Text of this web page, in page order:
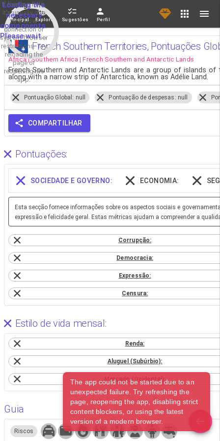
Loading the
necessary
components.
Please wait...
If loading fails,
it's usually due
to a slow
connection or
system/browser
restrictions. Try
reloading the
page or
reopening the
app.
Principal Explorar Sugestões Perfil
French Southern Territories, Pontuações
Africa | Southern Africa | French Southern and Antarctic Lands
French Southern and Antarctic Lands are a group of islands
along with a narrow strip of Antarctica, known as Adélie Land.
Pontuação Global: null Pontuação de despesas: null
COMPARTILHAR
Pontuações:
SOCIEDADE E GOVERNO: ECONOMIA:
Esta secção fornece informações sobre os aspectos sociais e
expressão e felicidade geral. Estas métricas ajudam a compreender a
Corrupção:
Democracia:
Expressão:
Censura:
Estilo de vida mensal:
Renda:
Aluguel (Subúrbio):
Mercado (Ocidental):
Guia
Riscos
The app could not be started due to an
unexpected failure. Try refreshing the
page, reopening the app, disabling strict
content blockers, or using the latest
version of a modern browser.